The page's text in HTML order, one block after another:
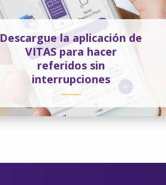
Descargue la aplicación de
VITAS para hacer
referidos sin
interrupciones